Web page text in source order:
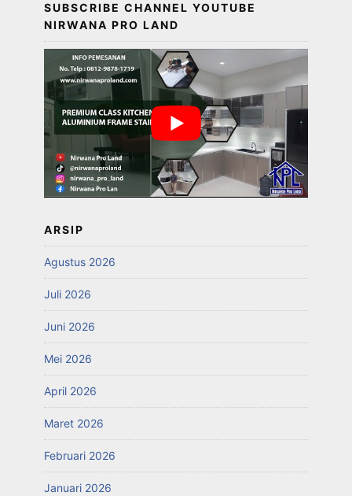
SUBSCRIBE CHANNEL YOUTUBE
NIRWANA PRO LAND
ARSIP
Agustus 2026
Juli 2026
Juni 2026
Mei 2026
April 2026
Maret 2026
Februari 2026
Januari 2026